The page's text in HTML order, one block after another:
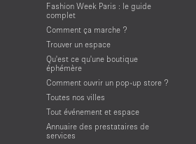
Fashion Week Paris : le guide
complet
Comment ça marche ?
Trouver un espace
Qu'est ce qu'une boutique
éphémère
Comment ouvrir un pop-up store ?
Toutes nos villes
Tout événement et espace
Annuaire des prestataires de
services